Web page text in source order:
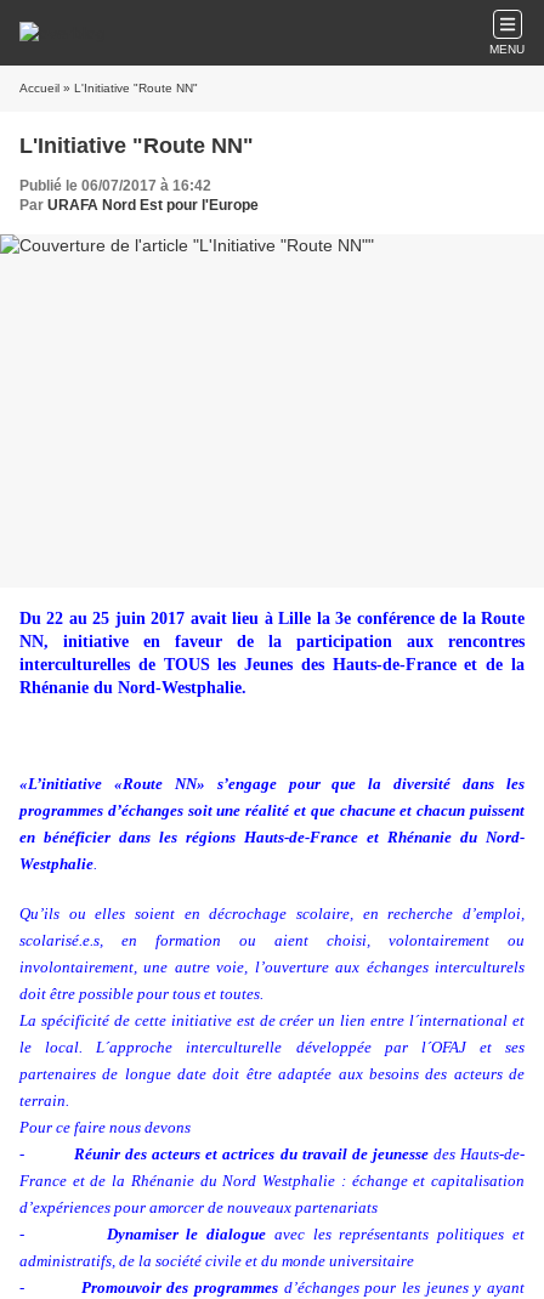
MENU
Accueil » L'Initiative "Route NN"
L'Initiative "Route NN"
Publié le 06/07/2017 à 16:42
Par URAFA Nord Est pour l'Europe
Du 22 au 25 juin 2017 avait lieu à Lille la 3e conférence de la Route
NN, initiative en faveur de la participation aux rencontres
interculturelles de TOUS les Jeunes des Hauts-de-France et de la
Rhénanie du Nord-Westphalie.
«L’initiative «Route NN» s’engage pour que la diversité dans les
programmes d’échanges soit une réalité et que chacune et chacun puissent
en bénéficier dans les régions Hauts-de-France et Rhénanie du Nord-
Westphalie.
Qu’ils ou elles soient en décrochage scolaire, en recherche d’emploi,
scolarisé.e.s, en formation ou aient choisi, volontairement ou
involontairement, une autre voie, l’ouverture aux échanges interculturels
doit être possible pour tous et toutes.
La spécificité de cette initiative est de créer un lien entre l´international et
le local. L´approche interculturelle développée par l´OFAJ et ses
partenaires de longue date doit être adaptée aux besoins des acteurs de
terrain.
Pour ce faire nous devons
- Réunir des acteurs et actrices du travail de jeunesse des Hauts-de-
France et de la Rhénanie du Nord Westphalie : échange et capitalisation
d’expériences pour amorcer de nouveaux partenariats
- Dynamiser le dialogue avec les représentants politiques et
administratifs, de la société civile et du monde universitaire
- Promouvoir des programmes d’échanges pour les jeunes y ayant